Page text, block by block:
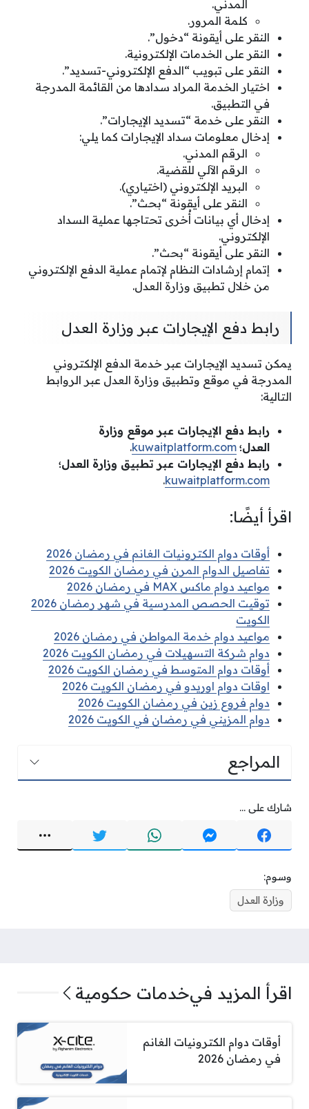
المدني.
كلمة المرور.
النقر على أيقونة “دخول”.
النقر على الخدمات الإلكترونية.
النقر على تبويب “الدفع الإلكتروني-تسديد”.
اختيار الخدمة المراد سدادها من القائمة المدرجة
في التطبيق.
النقر على خدمة “تسديد الإيجارات”.
إدخال معلومات سداد الإيجارات كما يلي:
الرقم المدني.
الرقم الآلي للقضية.
البريد الإلكتروني (اختياري).
النقر على أيقونة “بحث”.
إدخال أي بيانات أُخرى تحتاجها عملية السداد
الإلكتروني.
النقر على أيقونة “بحث”.
إتمام إرشادات النظام لإتمام عملية الدفع الإلكتروني
من خلال تطبيق وزارة العدل.
رابط دفع الإيجارات عبر وزارة العدل
يمكن تسديد الإيجارات عبر خدمة الدفع الإلكتروني
المدرجة في موقع وتطبيق وزارة العدل عبر الروابط
التالية:
رابط دفع الإيجارات عبر موقع وزارة
العدل؛ kuwaitplatform.com
.
رابط دفع الإيجارات عبر تطبيق وزارة العدل؛
kuwaitplatform.com
.
اقرأ أيضًا:
أوقات دوام الكترونيات الغانم في رمضان 2026
تفاصيل الدوام المرن في رمضان الكويت 2026
مواعيد دوام ماكس MAX في رمضان 2026
توقيت الحصص المدرسية في شهر رمضان 2026
الكويت
مواعيد دوام خدمة المواطن في رمضان 2026
دوام شركة التسهيلات في رمضان الكويت 2026
أوقات دوام المتوسط في رمضان الكويت 2026
اوقات دوام اوريدو في رمضان الكويت 2026
دوام فروع زين في رمضان الكويت 2026
دوام المزيني في رمضان في الكويت 2026
المراجع
شارك على ...
وسوم:
وزارة العدل
اقرأ المزيد فيخدمات حكومية
أوقات دوام الكترونيات الغانم
في رمضان 2026